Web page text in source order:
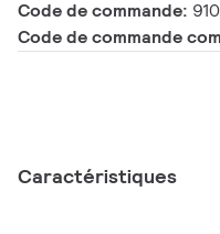
Code de commande:
Code de commande
Caractéristiques